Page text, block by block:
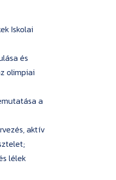
Iskolai
és
olimpiai
a
aktív
lélek